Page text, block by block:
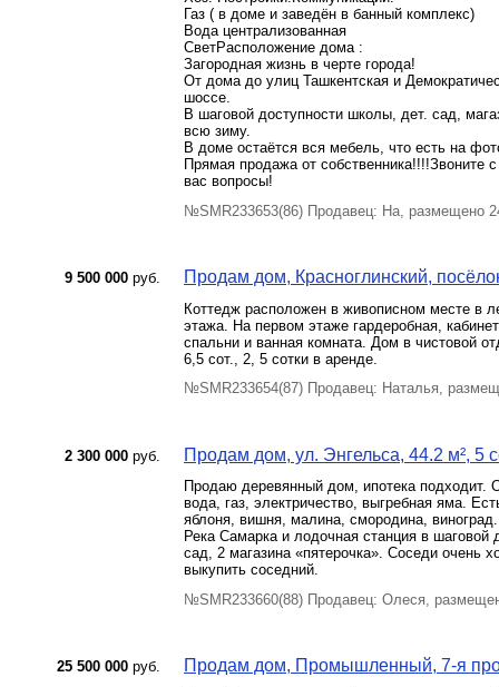
Газ ( в доме и заведён в банный комплекс)
Вода централизованная
СветРасположение дома :
Загородная жизнь в черте города!
От дома до улиц Ташкентская и
шоссе.
В шаговой доступности школы, дет. сад,
всю зиму.
В доме остаётся вся мебель, что есть на
Прямая продажа от собственника!!!!Звоните
вас вопросы!
№SMR233653(86) Продавец: На, размещено
9 500 000 руб. Продам дом, Красноглинский,
Коттедж расположен в живописном месте в
этажа. На первом этаже гардеробная,
спальни и ванная комната. Дом в чистовой
6,5 сот., 2, 5 сотки в аренде.
№SMR233654(87) Продавец: Наталья,
2 300 000 руб. Продам дом, ул. Энгельса, 44.2 м², 5
Продаю деревянный дом, ипотека
вода, газ, электричество, выгребная яма.
яблоня, вишня, малина, смородина,
Река Самарка и лодочная станция в шаговой
сад, 2 магазина «пятерочка». Соседи очень
выкупить соседний.
№SMR233660(88) Продавец: Олеся,
25 500 000 руб. Продам дом, Промышленный, 7-я